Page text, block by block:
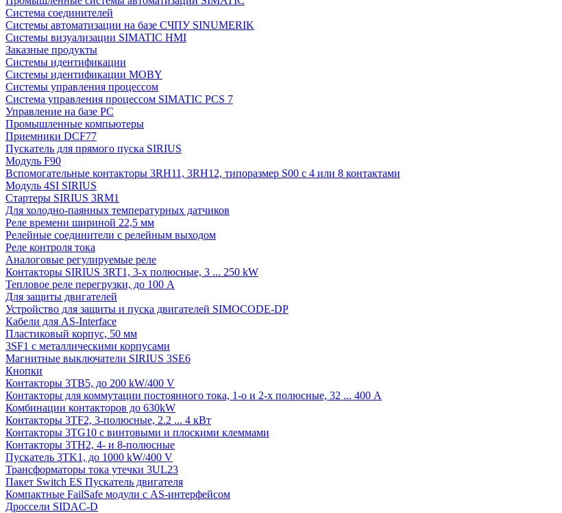
Система соединителей
Системы автоматизации на базе СЧПУ SINUMERIK
Системы визуализации SIMATIC HMI
Заказные продукты
Системы идентификации
Системы идентификации MOBY
Системы управления процессом
Система управления процессом SIMATIC PCS 7
Управление на базе РС
Промышленные компьютеры
Приемники DCF77
Пускатель для прямого пуска SIRIUS
Модуль F90
Вспомогательные контакторы 3RH11, 3RH12, типоразмер S00 с 4 или 8 контактами
Модуль 4SI SIRIUS
Стартеры SIRIUS 3RM1
Для холодно-паянных температурных датчиков
Реле времени шириной 22,5 мм
Релейные соединители с релейным выходом
Реле контроля тока
Аналоговые регулируемые реле
Контакторы SIRIUS 3RT1, 3-х полюсные, 3 ... 250 kW
Тепловое реле перегрузки, до 100 A
Для защиты двигателей
Устройство для защиты и пуска двигателей SIMOCODE-DP
Кабели для AS-Interface
Пластиковый корпус, 50 мм
3SF1 с металлическими корпусами
Магнитные выключатели SIRIUS 3SE6
Кнопки
Контакторы 3TB5, до 200 kW/400 V
Контакторы для коммутации постоянного тока, 1-о и 2-х полюсные, 32 ... 400 A
Комбинации контакторов до 630kW
Контакторы 3TF2, 3-полюсные, 2.2 ... 4 кВт
Контакторы 3TG10 c винтовыми и плоскими клеммами
Контакторы 3TH2, 4- и 8-полюсные
Пускатель 3TK1, до 1000 kW/400 V
Трансформаторы тока утечки 3UL23
Пакет Switch ES Пускатель двигателя
Компактные FailSafe модули с AS-интерфейсом
Дроссели SIDAC-D